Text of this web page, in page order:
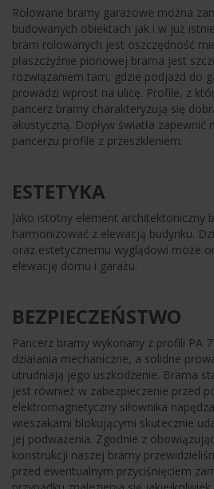
Rolowane bramy garażowe można
budowanych obiektach jak i w już
bram rolowanych jest oszczędność
płaszczyźnie pionowej brama jest
rozwiązaniem tam, gdzie podjazd do
prowadzi wprost na ulicę. Profile, z
pancerz bramy charakteryzują się
akustyczną. Dopływ światła
pancerzu profile z przeszkleniem.
ESTETYKA
Jako istotny element architektoniczny
harmonizować z elewacją budynku.
oraz estetycznemu wyglądowi może
elewację domu i garażu.
BEZPIECZEŃSTWO
Pancerz bramy wykonany z profili PA
działania mechaniczne, a solidne
utrudniają jego uszkodzenie. Brama
jest również w zabezpieczenie przed
elektromagnetyczny siłownika
wieszakami blokującymi skutecznie
jej podważenia. Zgodnie z
konstrukcji naszej bramy
przed ewentualnym przyciśnięciem